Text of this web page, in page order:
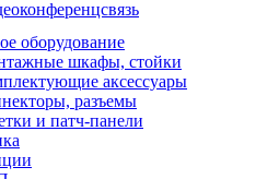
оборудование
шкафы, стойки
аксессуары
разъемы
и патч-панели